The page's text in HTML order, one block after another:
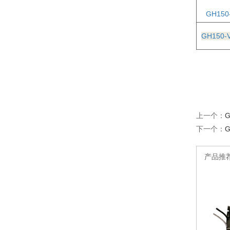
GH150-
上一个：
下一个：
产品推